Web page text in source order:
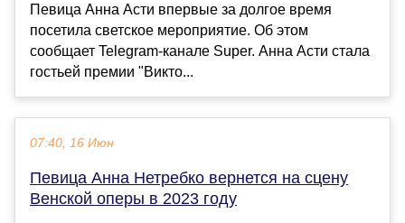
Певица Анна Асти впервые за долгое время
посетила светское мероприятие. Об этом
сообщает Telegram-канале Super. Анна Асти стала
гостьей премии "Викто...
07:40, 16 Июн
Певица Анна Нетребко вернется на сцену
Венской оперы в 2023 году